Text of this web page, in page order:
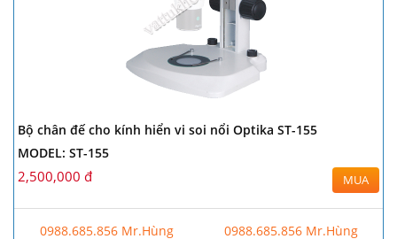
Bộ chân đế cho kính hiển vi soi nổi Optika ST-155
MODEL: ST-155
2,500,000 đ MUA
0988.685.856 Mr.Hùng 0988.685.856 Mr.Hùng